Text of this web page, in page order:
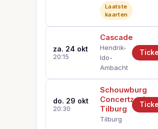
Laatste
kaarten
za. 24 okt
20:15
Cascade
Hendrik-
Ido-
Ambacht
do. 29 okt
20:30
Schouwburg
Concertzaal
Tilburg
Tilburg